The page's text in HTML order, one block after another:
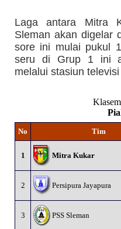
Laga antara Mitra
Sleman akan digelar
sore ini mulai pukul
seru di Grup 1 ini
melalui stasiun
No Tim
1 Mitra Kukar
2 Persipura Jayapura
3 PSS Sleman